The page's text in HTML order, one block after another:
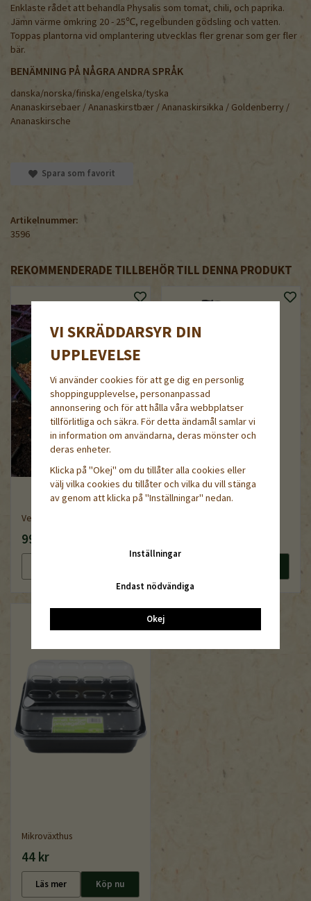
Enklaste rådet att behandla Physalis som tomat, chili, och paprika.
Jämn värme omkring 20 - 25℃, regelbunden gödsling och vatten.
Toppas plantorna vid omplantering utvecklas fler grenar som ger fler
bär.
BENÄMNING PÅ NÅGRA ANDRA SPRÅK
danska/norska/finska/engelska/tyska
Ananaskirsebaer / Ananaskirstbær / Ananaskirsikka / Goldenberry /
Ananaskirsche
Spara som favorit
Artikelnummer:
3596
REKOMMENDERADE TILLBEHÖR TILL DENNA PRODUKT
Vermikulit fin, 1-3 mm, 5liter
99 kr
Mikroväxthus
44 kr
Läs mer Köp nu
VI SKRÄDDARSYR DIN
UPPLEVELSE
Vi använder cookies för att ge dig en personlig
shoppingupplevelse, personanpassad
annonsering och för att hålla våra webbplatser
tillförlitliga och säkra. För detta ändamål samlar vi
in information om användarna, deras mönster och
deras enheter.
Klicka på "Okej" om du tillåter alla cookies eller
välj vilka cookies du tillåter och vilka du vill stänga
av genom att klicka på "Inställningar" nedan.
Inställningar
Endast nödvändiga
Okej